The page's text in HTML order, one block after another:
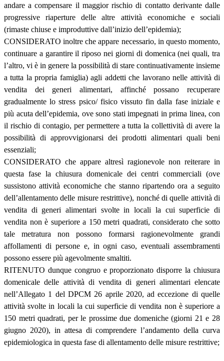
andare a compensare il maggior rischio di contatto derivante dalle
progressive riaperture delle altre attività economiche e sociali
(rimaste chiuse e improduttive dall’inizio dell’epidemia);
CONSIDERATO inoltre che appare necessario, in questo momento,
continuare a garantire il riposo nei giorni di domenica (nei quali, tra
l’altro, vi è in genere la possibilità di stare continuativamente insieme
a tutta la propria famiglia) agli addetti che lavorano nelle attività di
vendita dei generi alimentari, affinché possano recuperare
gradualmente lo stress psico/ fisico vissuto fin dalla fase iniziale e
più acuta dell’epidemia, ove sono stati impegnati in prima linea, con
il rischio di contagio, per permettere a tutta la collettività di avere la
possibilità di approvvigionarsi dei prodotti alimentari quali beni
essenziali;
CONSIDERATO che appare altresì ragionevole non reiterare in
questa fase la chiusura domenicale dei centri commerciali (ove
sussistono attività economiche che stanno ripartendo ora a seguito
dell’allentamento delle misure restrittive), nonché di quelle attività di
vendita di generi alimentari svolte in locali la cui superficie di
vendita non è superiore a 150 metri quadrati, considerato che sotto
tale metratura non possono formarsi ragionevolmente grandi
affollamenti di persone e, in ogni caso, eventuali assembramenti
possono essere più agevolmente smaltiti.
RITENUTO dunque congruo e proporzionato disporre la chiusura
domenicale delle attività di vendita di generi alimentari elencate
nell’Allegato 1 del DPCM 26 aprile 2020, ad eccezione di quelle
attività svolte in locali la cui superficie di vendita non è superiore a
150 metri quadrati, per le prossime due domeniche (giorni 21 e 28
giugno 2020), in attesa di comprendere l’andamento della curva
epidemiologica in questa fase di allentamento delle misure restrittive;